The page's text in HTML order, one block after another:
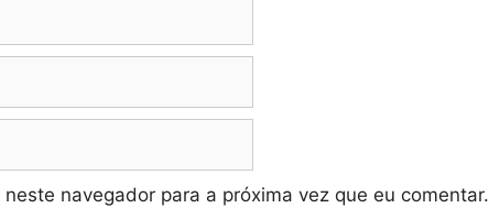
navegador para a próxima vez que eu comentar.